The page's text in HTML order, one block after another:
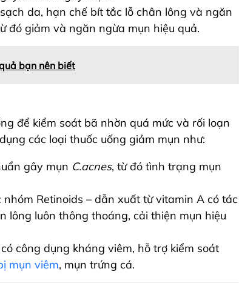
da, hạn chế bít tắc lỗ chân lông và ngăn
đó giảm và ngăn ngừa mụn hiệu quả.
bạn nên biết
để kiểm soát bã nhờn quá mức và rối loạn
các loại thuốc uống giảm mụn như:
gây mụn C.acnes, từ đó tình trạng mụn
nhóm Retinoids – dẫn xuất từ vitamin A có tác
lông luôn thông thoáng, cải thiện mụn hiệu
công dụng kháng viêm, hỗ trợ kiểm soát
mụn viêm, mụn trứng cá.